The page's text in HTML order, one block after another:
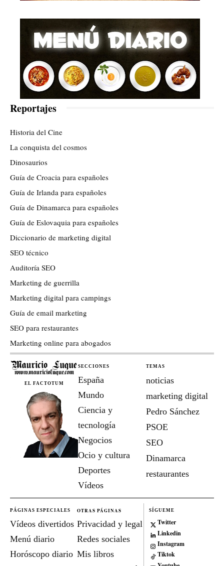
Reportajes
Historia del Cine
La conquista del cosmos
Dinosaurios
Guía de Croacia para españoles
Guía de Irlanda para españoles
Guía de Dinamarca para españoles
Guía de Eslovaquia para españoles
Diccionario de marketing digital
SEO técnico
Auditoría SEO
Marketing de guerrilla
Marketing digital para campings
Guía de email marketing
SEO para restaurantes
Marketing online para abogados
EL FACTOTUM
SECCIONES
España
Mundo
Ciencia y
tecnología
Negocios
Ocio y cultura
Deportes
Vídeos
TEMAS
noticias
marketing digital
Pedro Sánchez
PSOE
SEO
Dinamarca
restaurantes
PÁGINAS ESPECIALES
Vídeos divertidos
Menú diario
Horóscopo diario
OTRAS PÁGINAS
Privacidad y legal
Redes sociales
Mis libros
SÍGUEME
Twitter
Linkedin
Instagram
Tiktok